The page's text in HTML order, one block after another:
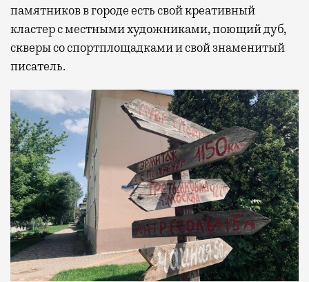
памятников в городе есть свой креативный
кластер с местными художниками, поющий дуб,
скверы со спортплощадками и свой знаменитый
писатель.